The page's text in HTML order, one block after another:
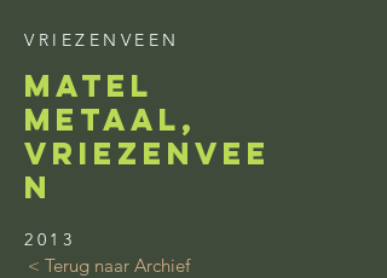
VRIEZENVEEN
matel
metaal,
vriezenvee
n
2013
< Terug naar Archief